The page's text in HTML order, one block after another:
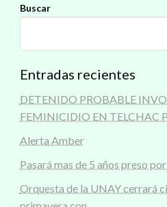
Buscar
Entradas recientes
DETENIDO PROBABLE
FEMINICIDIO EN TELCHAC
Alerta Amber
Pasará mas de 5 años preso
Orquesta de la UNAY cerrará